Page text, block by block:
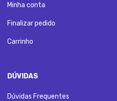
Minha conta
Finalizar pedido
Carrinho
DÚVIDAS
Dúvidas Frequentes